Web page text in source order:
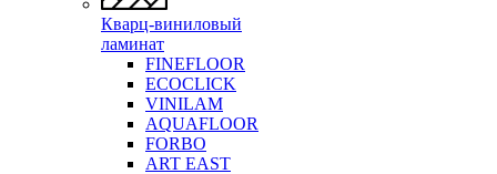
Кварц-виниловый
ламинат
FINEFLOOR
ECOCLICK
VINILAM
AQUAFLOOR
FORBO
ART EAST